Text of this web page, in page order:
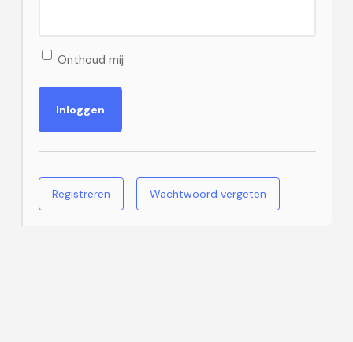
Onthoud mij
Registreren Wachtwoord vergeten